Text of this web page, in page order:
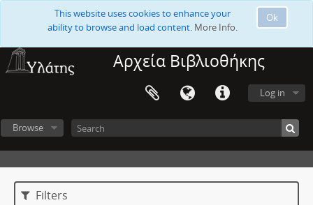
Ok
This website uses cookies to enhance your
ability to browse and load content. More Info.
Αρχεία Βιβλιοθήκης
Log in
Browse
Filters